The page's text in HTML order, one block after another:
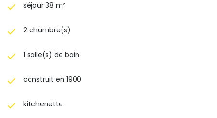
séjour 38 m²
2 chambre(s)
1 salle(s) de bain
construit en 1900
kitchenette